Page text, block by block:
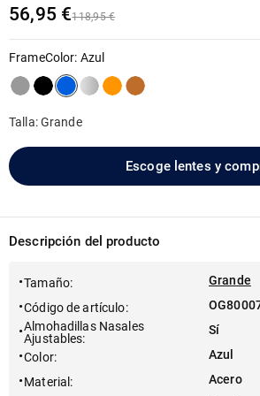
56,95 €118,95 €
FrameColor: Azul
Talla: Grande
Escoge lentes y
Descripción del producto
Tamaño:
Grande
Código de artículo:
Almohadillas Nasales
Ajustables:
Sí
Color:
Azul
Material :
Acero